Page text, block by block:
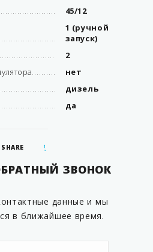
45/12
1 (ручной
запуск)
2
нет
дизель
да
SHARE
ЗВОНОК
данные и мы
в ближайшее время.